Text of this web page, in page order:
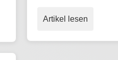
Artikel lesen